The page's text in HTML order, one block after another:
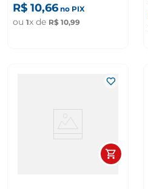
R$ 10,66 no PIX
ou 1x de R$ 10,99